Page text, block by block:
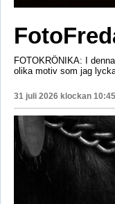
FOTOKRÖNIKA: I
olika motiv som jag
31 juli 2026 klockan